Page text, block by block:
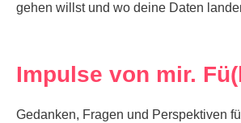
gehen willst und wo deine Daten
Impulse von mir.
Gedanken, Fragen und Perspektiven